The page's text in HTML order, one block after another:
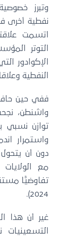
وتبرز
نفطية أخرى
اتسمت
الإكوادور
النفطية
ففي حين
واشنطن،
توازن نسبي
واستمرار
دون أن
مع
2024).
غير أن هذا